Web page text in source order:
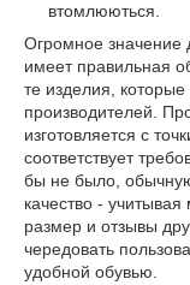
втомлюються.
Огромное значение
имеет правильная
те изделия, которые
производителей.
изготовляется с
соответствует
бы не было, обычную
качество - учитывая
размер и отзывы
чередовать
удобной обувью.